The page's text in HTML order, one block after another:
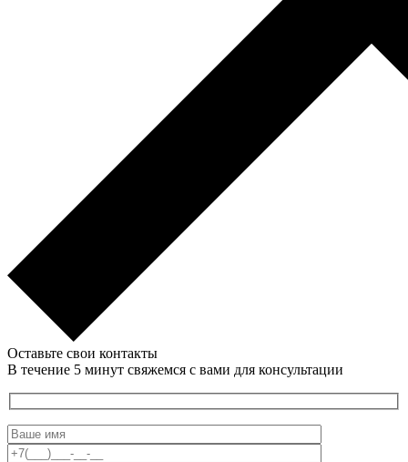
Оставьте свои контакты
В течение 5 минут свяжемся с вами для консультации